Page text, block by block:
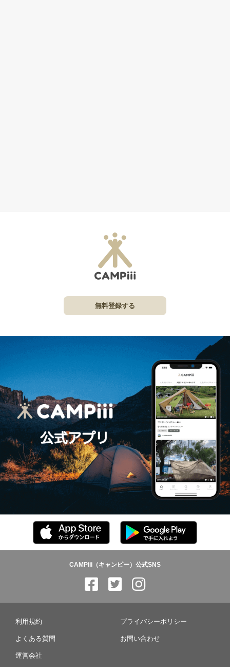
無料登録する
CAMPiii（キャンピー）公式SNS
利用規約 プライバシーポリシー
よくある質問 お問い合わせ
運営会社